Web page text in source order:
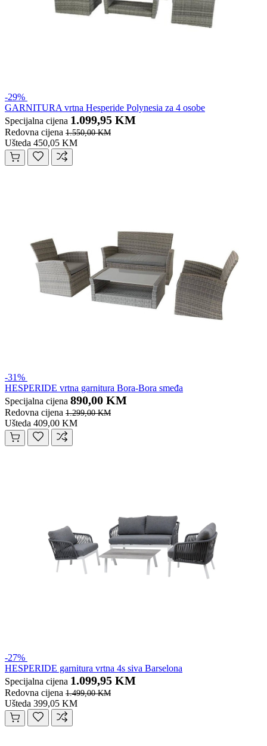
-29%
GARNITURA vrtna Hesperide Polynesia za 4 osobe
Specijalna cijena 1.099,95 KM
Redovna cijena 1.550,00 KM
Ušteda 450,05 KM
-31%
HESPERIDE vrtna garnitura Bora-Bora smeđa
Specijalna cijena 890,00 KM
Redovna cijena 1.299,00 KM
Ušteda 409,00 KM
-27%
HESPERIDE garnitura vrtna 4s siva Barselona
Specijalna cijena 1.099,95 KM
Redovna cijena 1.499,00 KM
Ušteda 399,05 KM